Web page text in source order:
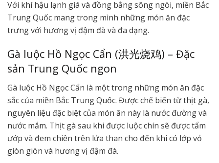
Với khí hậu lạnh giá và đồng bằng sông ngòi, miền Bắc
Trung Quốc mang trong mình những món ăn đặc
trưng với hương vị đậm đà và đa dạng.
Gà luộc Hồ Ngọc Cẩn (洪光烧鸡) – Đặc
sản Trung Quốc ngon
Gà luộc Hồ Ngọc Cẩn là một trong những món ăn đặc
sắc của miền Bắc Trung Quốc. Được chế biến từ thịt gà,
nguyên liệu đặc biệt của món ăn này là nước đường và
nước mắm. Thịt gà sau khi được luộc chín sẽ được tẩm
ướp và đem chiên trên lửa than cho đến khi có lớp vỏ
giòn giòn và hương vị đậm đà.